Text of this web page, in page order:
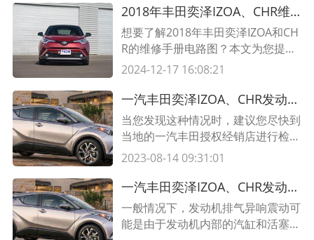
决这个问题，首先要检查油门轴的密
封圈是否存在破损，如果有，必须及
时更换。其次，要检查油门轴和轴承
的润滑情况，确保其处于良好的润滑
状态。最后，要确保发动机的油门轴
2018年丰田奕泽IZOA、CHR维修手册电路图大揭秘！
想要了解2018年丰田奕泽IZOA和CH
R的维修手册电路图？本文为您提供
全方位的信息和表格展示，让您轻松
一探究竟吧！
2024-12-17 16:08:21
一汽丰田奕泽IZOA、CHR发动机舱断续异响,发动机链条异响怎么办
当您发现这种情况时，建议您尽快到
当地的一汽丰田授权经销店进行检查
保养，以便及时处理发动机舱可能存
之前，能够先收集相关的详细信息，
包括车辆的型号、购车日期、行驶里
程等等，以及您可能发现的关于异响
的细节信息。这样，一汽丰田的服务
2023-08-14 09:31:01
一汽丰田奕泽IZOA、CHR发动机排气异响震动,发动机异响就是拉缸吗
一般情况下，发动机排气异响震动可
能是由于发动机内部的汽缸和活塞有